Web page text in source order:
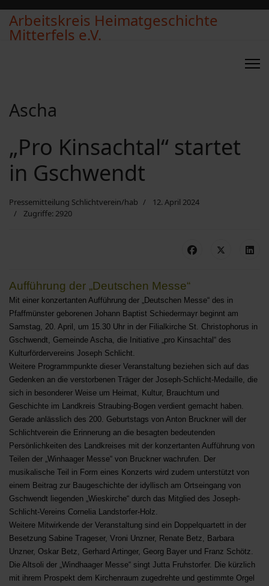
Arbeitskreis Heimatgeschichte
Mitterfels e.V.
Ascha
„Pro Kinsachtal“ startet
in Gschwendt
Pressemitteilung Schlichtverein/hab
12. April 2024
Zugriffe: 2920
Aufführung der „Deutschen Messe“
Mit einer konzertanten Aufführung der „Deutschen Messe“ des in
Pfaffmünster geborenen Johann Baptist Schiedermayr beginnt am
Samstag, 20. April, um 15.30 Uhr in der Filialkirche St. Christophorus in
Gschwendt, Gemeinde Ascha, die Initiative „pro Kinsachtal“ des
Kulturfördervereins Joseph Schlicht.
Weitere Programmpunkte dieser Veranstaltung beziehen sich auf das
Gedenken an die verstorbenen Träger der Joseph-Schlicht-Medaille, die
sich in besonderer Weise um Heimat, Kultur, Brauchtum und
Geschichte im Landkreis Straubing-Bogen verdient gemacht haben.
Gerade anlässlich des 200. Geburtstags von Anton Bruckner will der
Schlichtverein die Erinnerung an die besagten bedeutenden
Persönlichkeiten des Landkreises mit der konzertanten Aufführung von
Teilen der „Winhaager Messe“ von Bruckner wachrufen. Der
musikalische Teil in Form eines Konzerts wird zudem unterstützt von
einem Beitrag zur Baugeschichte der idyllisch am Ortseingang von
Gschwendt liegenden „Wieskirche“ durch das Mitglied des Joseph-
Schlicht-Vereins Cornelia Landstorfer-Holz.
Weitere Mitwirkende der Veranstaltung sind ein Doppelquartett in der
Besetzung Sabine Trageser, Vroni Unzner, Renate Betz, Barbara
Unzner, Oskar Betz, Gerhard Artinger, Georg Bayer und Franz Schötz.
Die Altsoli der „Windhaager Messe“ singt Jutta Fruhstorfer. Die kürzlich
mit ihrem Prospekt dem Kirchenraum zugedrehte und gestimmte Orgel